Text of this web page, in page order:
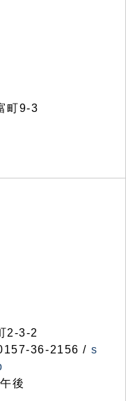
町9-3
2-3-2
36-2156 / s
後